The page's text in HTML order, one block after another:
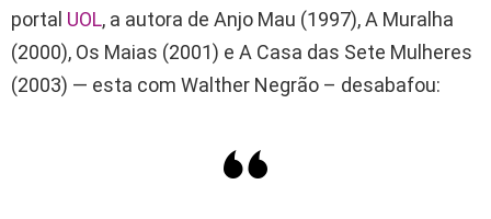
portal UOL, a autora de Anjo Mau (1997), A Muralha
(2000), Os Maias (2001) e A Casa das Sete Mulheres
(2003) — esta com Walther Negrão – desabafou: